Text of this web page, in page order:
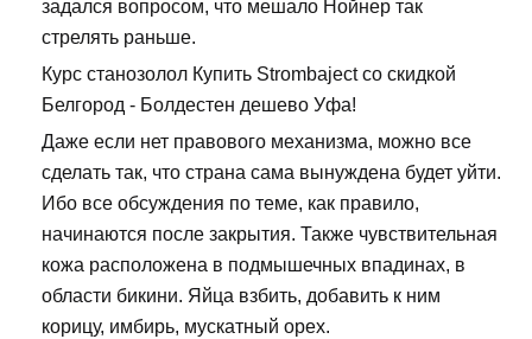
задался вопросом, что мешало Нойнер так
стрелять раньше.
Курс станозолол Купить Strombaject со скидкой
Белгород - Болдестен дешево Уфа!
Даже если нет правового механизма, можно все
сделать так, что страна сама вынуждена будет уйти.
Ибо все обсуждения по теме, как правило,
начинаются после закрытия. Также чувствительная
кожа расположена в подмышечных впадинах, в
области бикини. Яйца взбить, добавить к ним
корицу, имбирь, мускатный орех.